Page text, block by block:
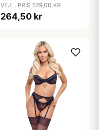
VEJL. PRIS 529,00 KR
264,50 kr